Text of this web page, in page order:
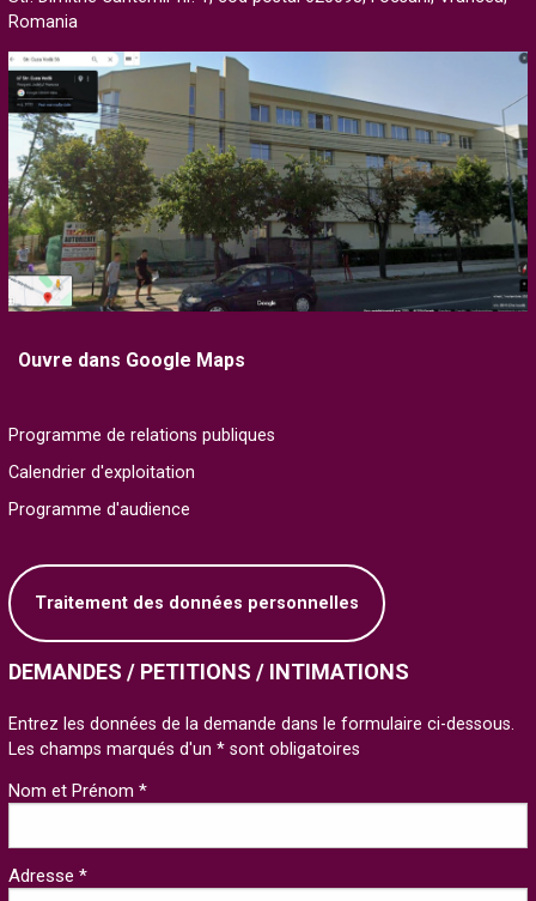
Romania
Ouvre dans Google Maps
Programme de relations publiques
Calendrier d'exploitation
Programme d'audience
Traitement des données personnelles
DEMANDES / PETITIONS / INTIMATIONS
Entrez les données de la demande dans le formulaire ci-dessous.
Les champs marqués d'un * sont obligatoires
Nom et Prénom *
Adresse *